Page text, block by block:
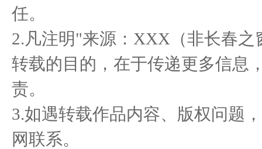
“高管说消保”—中国人寿财
任。
2.凡注明"来源：XXX（非长春
转载的目的，在于传递更多信息
责。
3.如遇转载作品内容、版权问题
网联系。